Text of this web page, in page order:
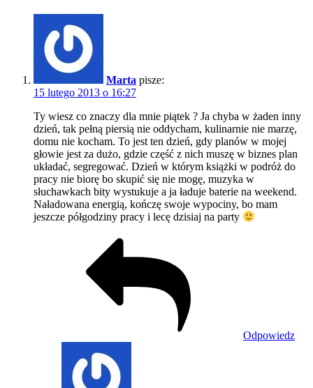
Marta pisze:
15 lutego 2013 o 16:27
Ty wiesz co znaczy dla mnie piątek ? Ja chyba w żaden inny
dzień, tak pełną piersią nie oddycham, kulinarnie nie marzę,
domu nie kocham. To jest ten dzień, gdy planów w mojej
głowie jest za dużo, gdzie część z nich muszę w biznes plan
układać, segregować. Dzień w którym książki w podróż do
pracy nie biorę bo skupić się nie mogę, muzyka w
słuchawkach bity wystukuje a ja ładuje baterie na weekend.
Naładowana energią, kończę swoje wypociny, bo mam
jeszcze półgodziny pracy i lecę dzisiaj na party
Odpowiedz